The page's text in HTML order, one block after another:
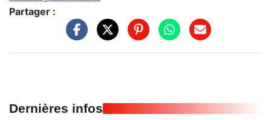
Partager :
Dernières infos